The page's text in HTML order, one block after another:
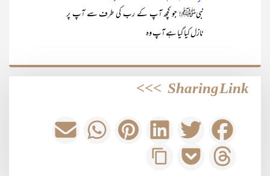
نبیﷺ! جو کچھ آپ کے رب کی طرف سے آپ پر
نازل کیا گیا ہے آپ وہ
Sharing Link
>>>